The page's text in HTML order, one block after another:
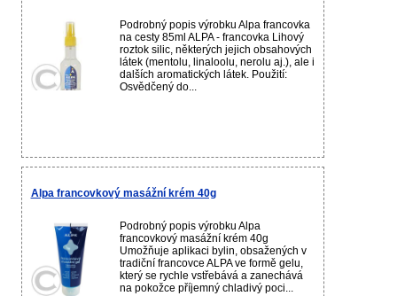
Podrobný popis výrobku Alpa francovka
na cesty 85ml ALPA - francovka Lihový
roztok silic, některých jejich obsahových
látek (mentolu, linaloolu, nerolu aj.), ale i
dalších aromatických látek. Použití:
Osvědčený do...
Alpa francovkový masážní krém 40g
Podrobný popis výrobku Alpa
francovkový masážní krém 40g
Umožňuje aplikaci bylin, obsažených v
tradiční francovce ALPA ve formě gelu,
který se rychle vstřebává a zanechává
na pokožce příjemný chladivý poci...